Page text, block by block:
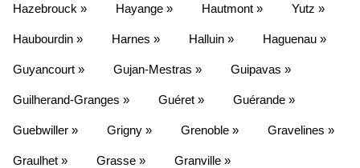
Hazebrouck » Hayange » Hautmont » Yutz »
Haubourdin » Harnes » Halluin » Haguenau »
Guyancourt » Gujan-Mestras » Guipavas »
Guilherand-Granges » Guéret » Guérande »
Guebwiller » Grigny » Grenoble » Gravelines »
Graulhet » Grasse » Granville »